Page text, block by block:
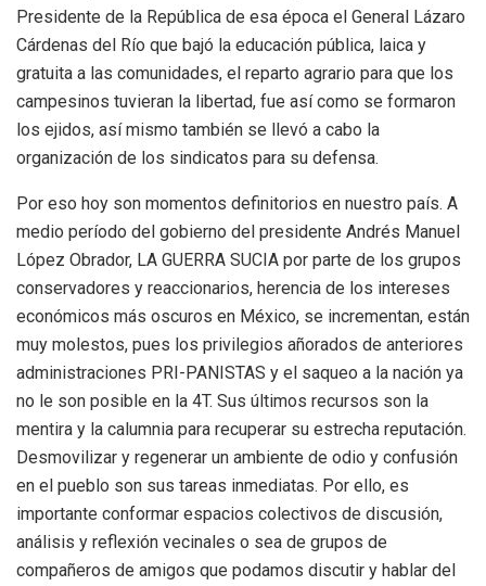
Presidente de la República de esa época el General Lázaro
Cárdenas del Río que bajó la educación pública, laica y
gratuita a las comunidades, el reparto agrario para que los
campesinos tuvieran la libertad, fue así como se formaron
los ejidos, así mismo también se llevó a cabo la
organización de los sindicatos para su defensa.
Por eso hoy son momentos definitorios en nuestro país. A
medio período del gobierno del presidente Andrés Manuel
López Obrador, LA GUERRA SUCIA por parte de los grupos
conservadores y reaccionarios, herencia de los intereses
económicos más oscuros en México, se incrementan, están
muy molestos, pues los privilegios añorados de anteriores
administraciones PRI-PANISTAS y el saqueo a la nación ya
no le son posible en la 4T. Sus últimos recursos son la
mentira y la calumnia para recuperar su estrecha reputación.
Desmovilizar y regenerar un ambiente de odio y confusión
en el pueblo son sus tareas inmediatas. Por ello, es
importante conformar espacios colectivos de discusión,
análisis y reflexión vecinales o sea de grupos de
compañeros de amigos que podamos discutir y hablar del